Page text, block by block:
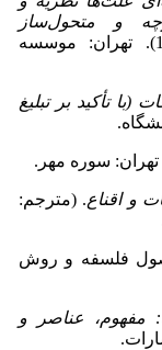
و متحول‌ساز
(مترجم: مسعود منزوی، ج1). تهران: موسسه
(با تأکید بر تبلیغ
تهران: سوره مهر.
و اقناع. (مترجم:
فلسفه و روش
مفهوم، عناصر و